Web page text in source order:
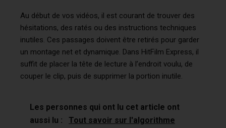
Au début de vos vidéos, il est courant de trouver des
hésitations, des ratés ou des instructions techniques
inutiles. Ces passages doivent être retirés pour garder
un montage net et dynamique. Dans HitFilm Express, il
suffit de placer la tête de lecture à l’endroit voulu, de
couper le clip, puis de supprimer la portion inutile.
Les personnes qui ont lu cet article ont
aussi lu :
Tout savoir sur l'algorithme